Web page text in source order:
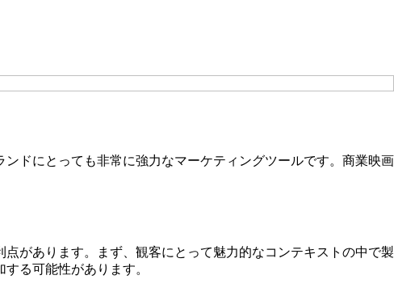
ドにとっても非常に強力なマーケティングツールです。商業映画
があります。まず、観客にとって魅力的なコンテキストの中で製
る可能性があります。